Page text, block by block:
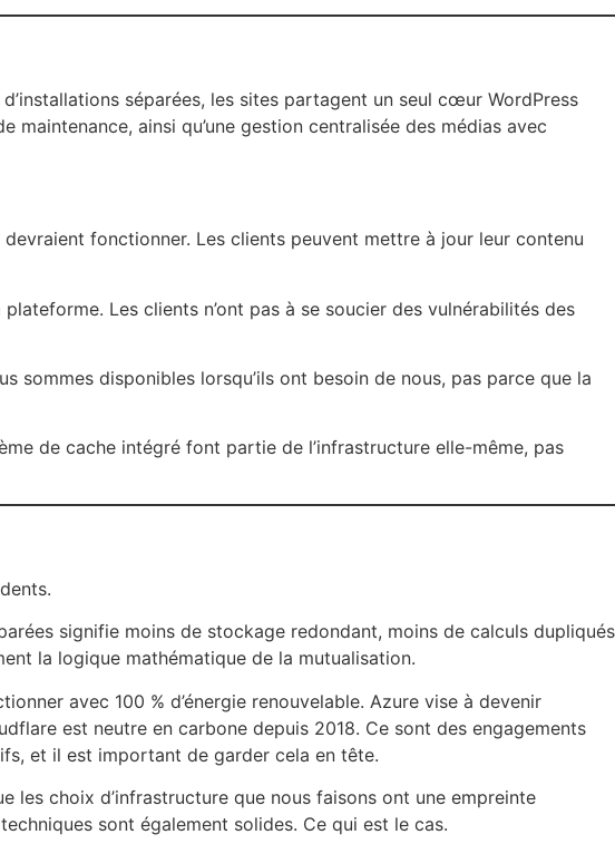
séparées, les sites partagent un seul cœur WordPress
ainsi qu’une gestion centralisée des médias avec
fonctionner. Les clients peuvent mettre à jour leur contenu
Les clients n’ont pas à se soucier des vulnérabilités des
sommes disponibles lorsqu’ils ont besoin de nous, pas parce que la
de cache intégré font partie de l’infrastructure elle-même, pas
signifie moins de stockage redondant, moins de calculs dupliqués
la logique mathématique de la mutualisation.
avec 100 % d’énergie renouvelable. Azure vise à devenir
est neutre en carbone depuis 2018. Ce sont des engagements
et il est important de garder cela en tête.
les choix d’infrastructure que nous faisons ont une empreinte
sont également solides. Ce qui est le cas.